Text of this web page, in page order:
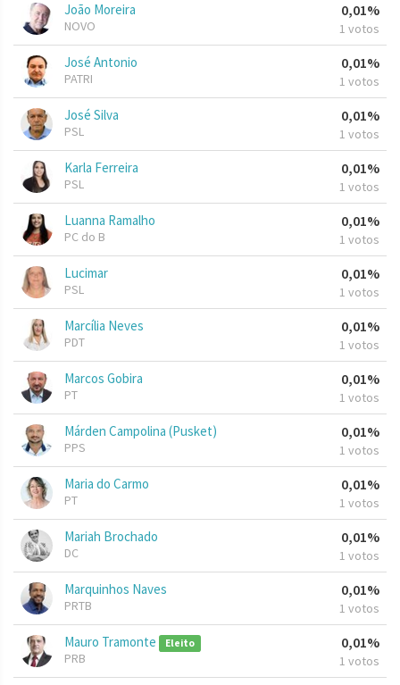
João Moreira
NOVO
0,01%
1 votos
José Antonio
PATRI
0,01%
1 votos
José Silva
PSL
0,01%
1 votos
Karla Ferreira
PSL
0,01%
1 votos
Luanna Ramalho
PC do B
0,01%
1 votos
Lucimar
PSL
0,01%
1 votos
Marcília Neves
PDT
0,01%
1 votos
Marcos Gobira
PT
0,01%
1 votos
Márden Campolina (Pusket)
PPS
0,01%
1 votos
Maria do Carmo
PT
0,01%
1 votos
Mariah Brochado
DC
0,01%
1 votos
Marquinhos Naves
PRTB
0,01%
1 votos
Mauro Tramonte Eleito
PRB
0,01%
1 votos